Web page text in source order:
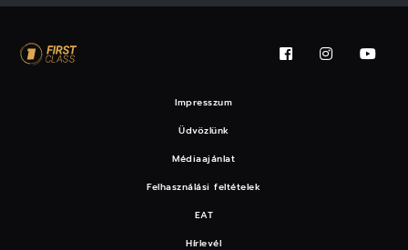
Impresszum
Üdvözlünk
Médiaajánlat
Felhasználási feltételek
EAT
Hírlevél